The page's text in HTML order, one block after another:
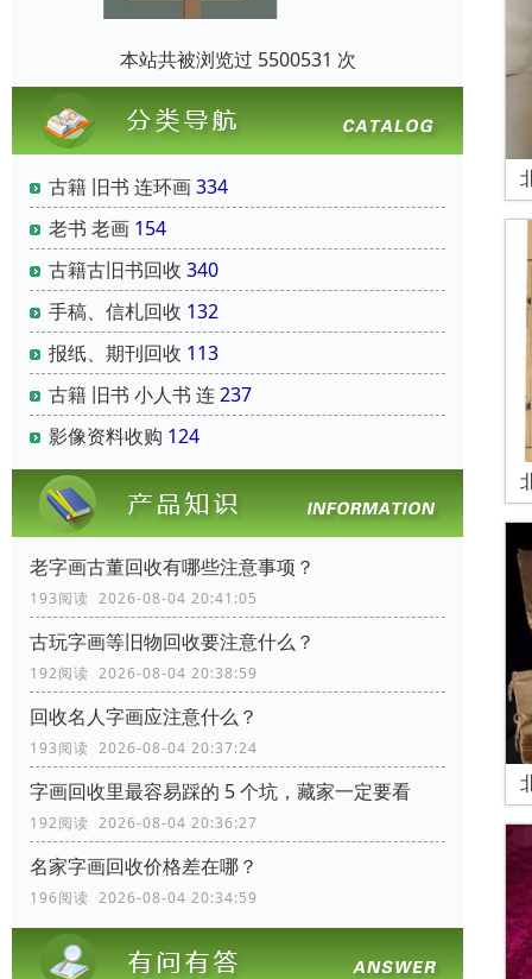
本站共被浏览过 5500531 次
古籍 旧书 连环画334
老书 老画 154
古籍古旧书回收 340
手稿、信札回收 132
报纸、期刊回收 113
古籍 旧书 小人书 连237
影像资料收购 124
老字画古董回收有哪些注意事项？
193阅读 2026-08-04 20:41:05
古玩字画等旧物回收要注意什么？
192阅读 2026-08-04 20:38:59
回收名人字画应注意什么？
193阅读 2026-08-04 20:37:24
字画回收里最容易踩的 5 个坑，藏家一定要看
192阅读 2026-08-04 20:36:27
名家字画回收价格差在哪？
196阅读 2026-08-04 20:34:59